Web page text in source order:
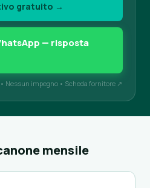
gratuito →
— risposta
Nessun impegno • Scheda fornitore ↗
mensile